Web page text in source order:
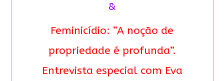
&
Feminicídio: “A noção de
propriedade é profunda”.
Entrevista especial com Eva